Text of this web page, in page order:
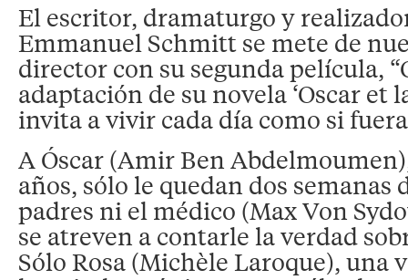
El escritor, dramaturgo y
Emmanuel Schmitt se mete de
director con su segunda película,
adaptación de su novela ‘Oscar et
invita a vivir cada día como si
A Óscar (Amir Ben
años, sólo le quedan dos semanas
padres ni el médico (Max Von
se atreven a contarle la verdad
Sólo Rosa (Michèle Laroque), una